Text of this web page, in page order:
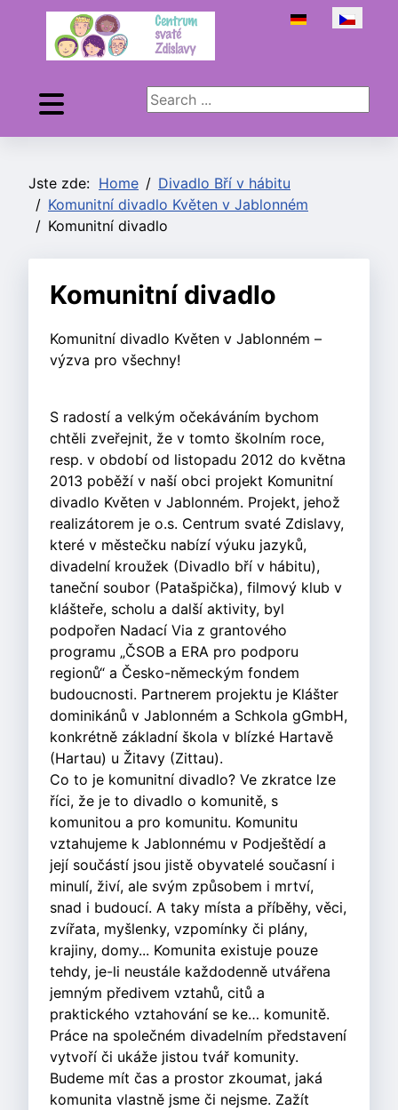
Zvolte jazyk
Search ...
Jste zde: Home
Divadlo Bří v hábitu
Komunitní divadlo Květen v Jablonném
Komunitní divadlo
Komunitní divadlo
Komunitní divadlo Květen v Jablonném –
výzva pro všechny!
S radostí a velkým očekáváním bychom
chtěli zveřejnit, že v tomto školním roce,
resp. v období od listopadu 2012 do května
2013 poběží v naší obci projekt Komunitní
divadlo Květen v Jablonném. Projekt, jehož
realizátorem je o.s. Centrum svaté Zdislavy,
které v městečku nabízí výuku jazyků,
divadelní kroužek (Divadlo bří v hábitu),
taneční soubor (Patašpička), filmový klub v
klášteře, scholu a další aktivity, byl
podpořen Nadací Via z grantového
programu „ČSOB a ERA pro podporu
regionů“ a Česko-německým fondem
budoucnosti. Partnerem projektu je Klášter
dominikánů v Jablonném a Schkola gGmbH,
konkrétně základní škola v blízké Hartavě
(Hartau) u Žitavy (Zittau).
Co to je komunitní divadlo? Ve zkratce lze
říci, že je to divadlo o komunitě, s
komunitou a pro komunitu. Komunitu
vztahujeme k Jablonnému v Podještědí a
její součástí jsou jistě obyvatelé současní i
minulí, živí, ale svým způsobem i mrtví,
snad i budoucí. A taky místa a příběhy, věci,
zvířata, myšlenky, vzpomínky či plány,
krajiny, domy... Komunita existuje pouze
tehdy, je-li neustále každodenně utvářena
jemným předivem vztahů, citů a
praktického vztahování se ke… komunitě.
Práce na společném divadelním představení
vytvoří či ukáže jistou tvář komunity.
Budeme mít čas a prostor zkoumat, jaká
komunita vlastně jsme či nejsme. Zažít